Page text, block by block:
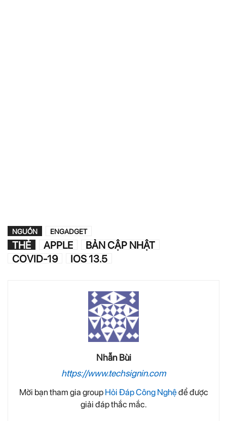
NGUỒN ENGADGET
THẺ APPLE
BẢN CẬP NHẬT
COVID-19
IOS 13.5
Nhẫn Bùi
https://www.techsignin.com
Mời bạn tham gia group Hỏi Đáp Công Nghệđể được
giải đáp thắc mắc.